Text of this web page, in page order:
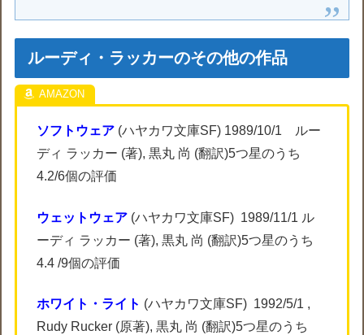
ルーディ・ラッカーのその他の作品
ソフトウェア (ハヤカワ文庫SF) 1989/10/1 ルー
ディ ラッカー (著), 黒丸 尚 (翻訳)5つ星のうち
4.2/6個の評価
ウェットウェア (ハヤカワ文庫SF) 1989/11/1 ル
ーディ ラッカー (著), 黒丸 尚 (翻訳)5つ星のうち
4.4 /9個の評価
ホワイト・ライト (ハヤカワ文庫SF) 1992/5/1 ,
Rudy Rucker (原著), 黒丸 尚 (翻訳)5つ星のうち